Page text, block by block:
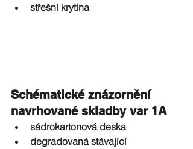
střešní krytina
Schématické znázornění
navrhované skladby var 1A
sádrokartonová deska
degradovaná stávající